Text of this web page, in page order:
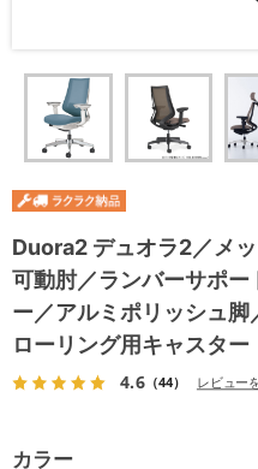
Duora2 デュオラ2／メ
可動肘／ランバーサポ
ー／アルミポリッシュ
ローリング用キャスター
4.6（44） レビュー
カラー